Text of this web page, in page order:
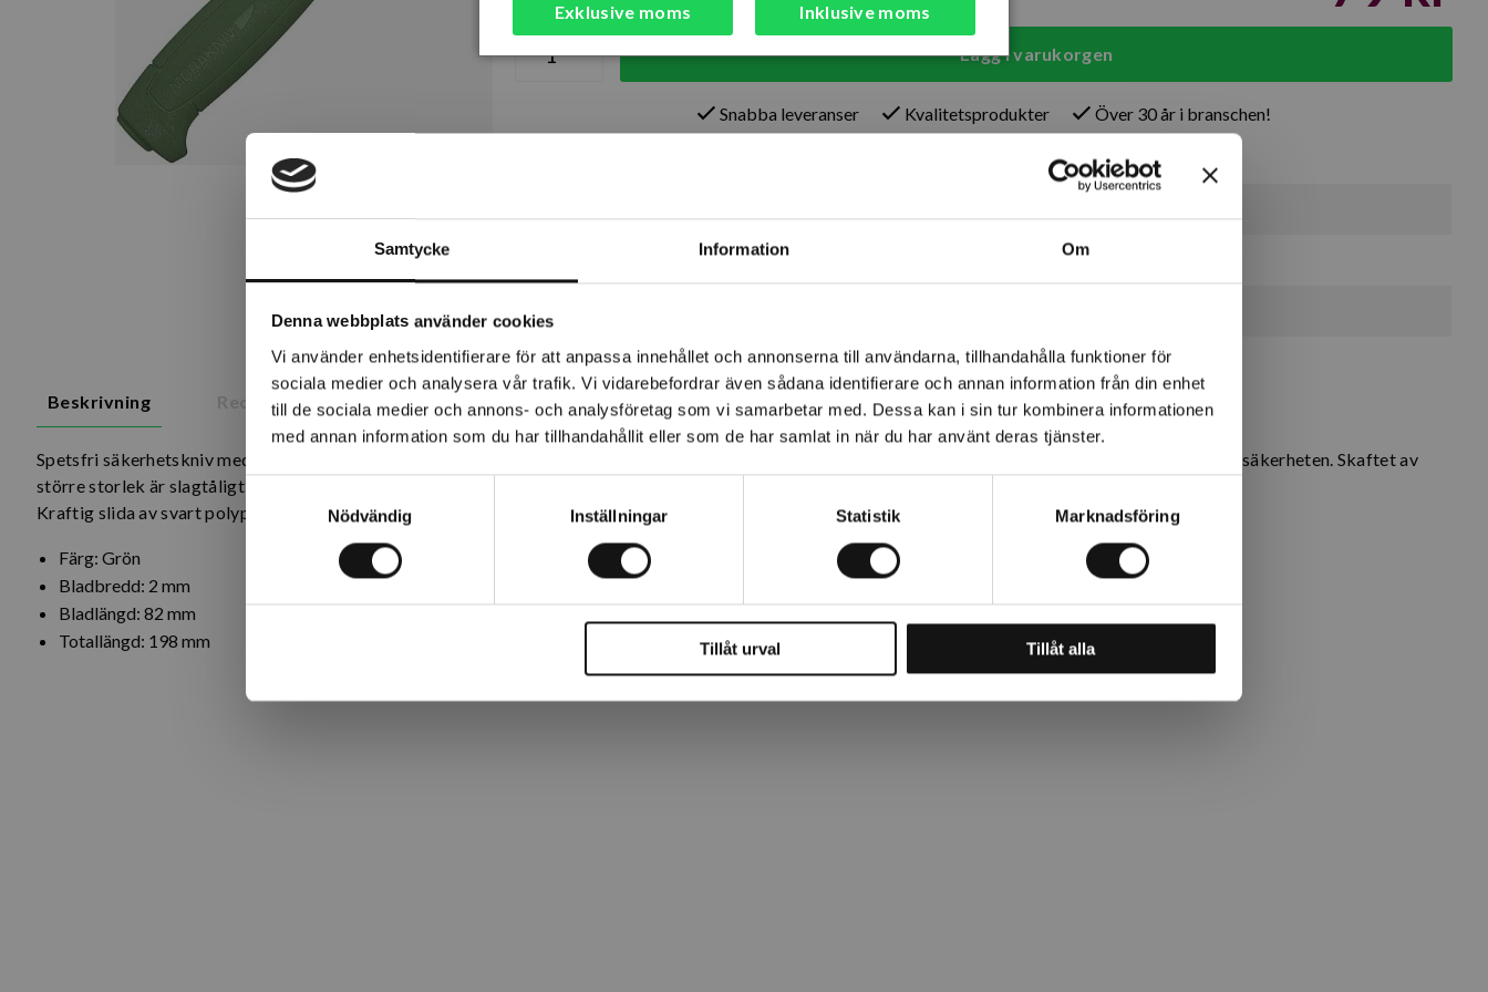
Samtycke Information Om
Denna webbplats använder cookies
Vi använder enhetsidentifierare för att anpassa innehållet och annonserna till användarna, tillhandahålla funktioner för
sociala medier och analysera vår trafik. Vi vidarebefordrar även sådana identifierare och annan information från din enhet
till de sociala medier och annons- och analysföretag som vi samarbetar med. Dessa kan i sin tur kombinera informationen
med annan information som du har tillhandahållit eller som de har samlat in när du har använt deras tjänster.
Nödvändig
Inställningar Statistik Marknadsföring
Tillåt urval Tillåt alla
Lägg i varukorgen
Snabba leveranser Kvalitetsprodukter Över 30 år i branschen!
7 st
Beskrivning Recensioner
Spetsfri säkerhetskniv med blad av kolstål och nerslipad rundad säkerhetsspets för att hindra stickskador. Fingerskyddet har utvecklats för att optimera säkerheten. Skaftet av
större storlek är slagtåligt och ergonomiskt med TPE-gummi för ett optimalt grepp med friktion även i väta.
Kraftig slida av svart polypropen med möjlighet att hänga både i knapp och bälte.
Färg: Grön
Bladbredd: 2 mm
Bladlängd: 82 mm
Totallängd: 198 mm
Exklusive moms Inklusive moms